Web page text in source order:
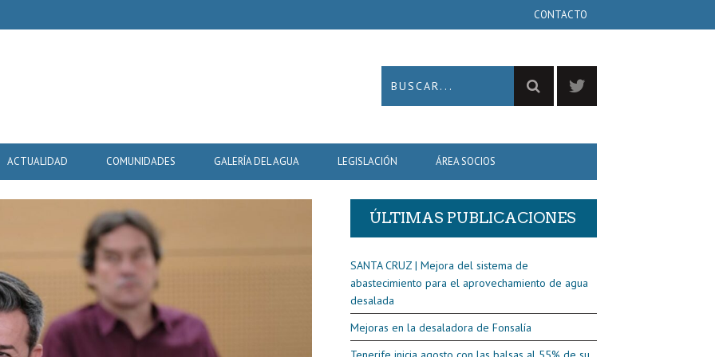
CONTACTO
ACTUALIDAD COMUNIDADES GALERÍA DEL AGUA LEGISLACIÓN ÁREA SOCIOS
ÚLTIMAS PUBLICACIONES
SANTA CRUZ | Mejora del sistema de
abastecimiento para el aprovechamiento de agua
desalada
Mejoras en la desaladora de Fonsalía